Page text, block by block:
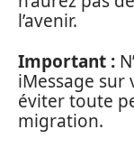
l’avenir.
Important :
iMessage
éviter toute
migration.